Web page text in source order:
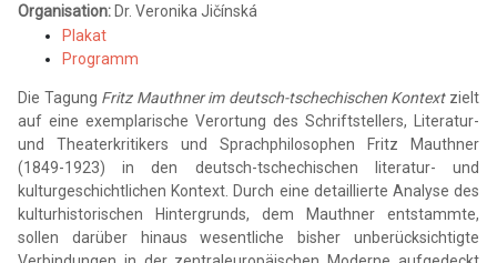
Organisation: Dr. Veronika Jičínská
Plakat
Programm
Die Tagung Fritz Mauthner im deutsch-tschechischen Kontext zielt
auf eine exemplarische Verortung des Schriftstellers, Literatur-
und Theaterkritikers und Sprachphilosophen Fritz Mauthner
(1849-1923) in den deutsch-tschechischen literatur- und
kulturgeschichtlichen Kontext. Durch eine detaillierte Analyse des
kulturhistorischen Hintergrunds, dem Mauthner entstammte,
sollen darüber hinaus wesentliche bisher unberücksichtigte